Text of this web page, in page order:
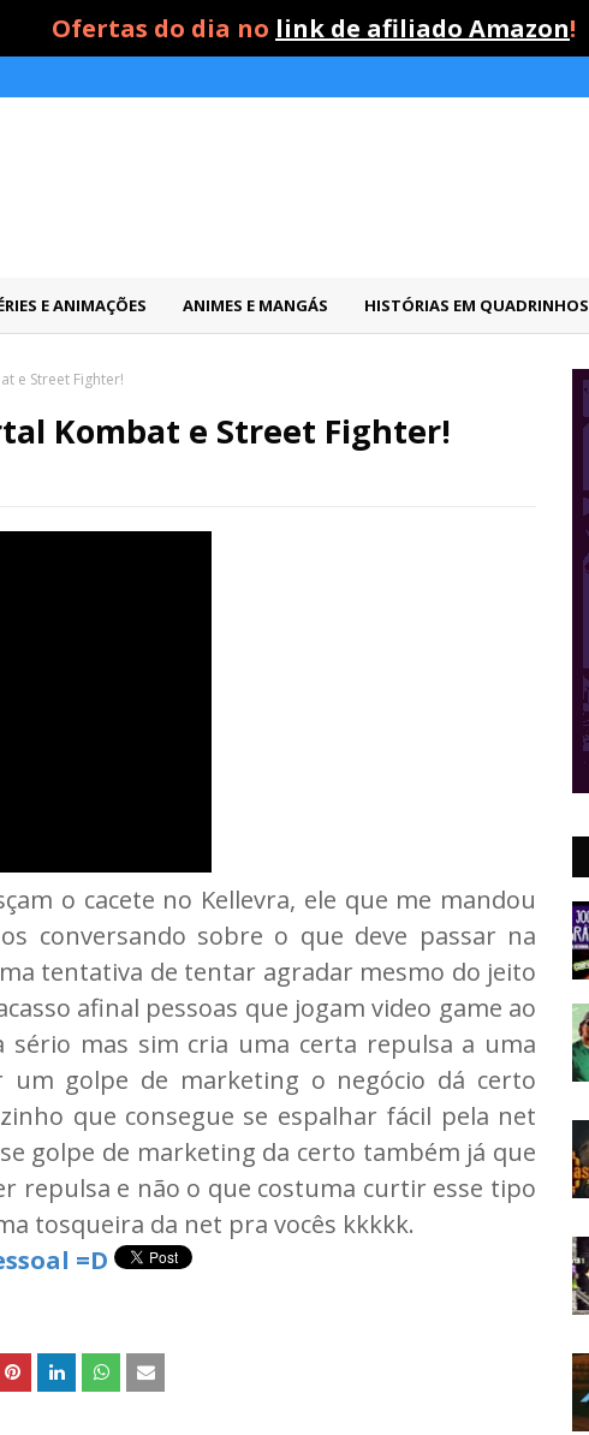
Ofertas do dia no link de afiliado Amazon!
E ANIMAÇÕES ANIMES E MANGÁS HISTÓRIAS EM QUADRINHOS
e Street Fighter!
Kombat e Street Fighter!
o cacete no Kellevra, ele que me mandou
conversando sobre o que deve passar na
tentativa de tentar agradar mesmo do jeito
afinal pessoas que jogam video game ao
sério mas sim cria uma certa repulsa a uma
um golpe de marketing o negócio dá certo
que consegue se espalhar fácil pela net
golpe de marketing da certo também já que
repulsa e não o que costuma curtir esse tipo
tosqueira da net pra vocês kkkkk.
=D